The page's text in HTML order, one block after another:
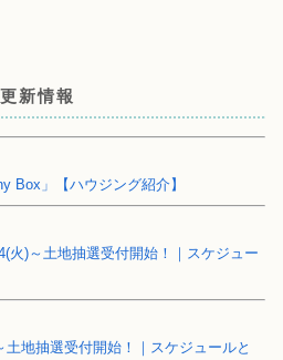
更新情報
Box」【ハウジング紹介】
火)～土地抽選受付開始！｜スケジュー
土地抽選受付開始！｜スケジュールと